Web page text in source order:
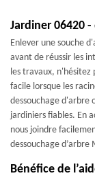
Jardiner 06420 -
Enlever une souche
avant de réussir les
les travaux, n'hésitez
facile lorsque les
dessouchage d'arbre
jardiniers fiables. En
nous joindre
dessouchage d’arbre
Bénéfice de